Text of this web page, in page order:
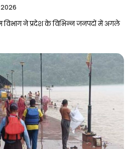
विभाग ने प्रदेश के विभिन्न जनपदों में अगले